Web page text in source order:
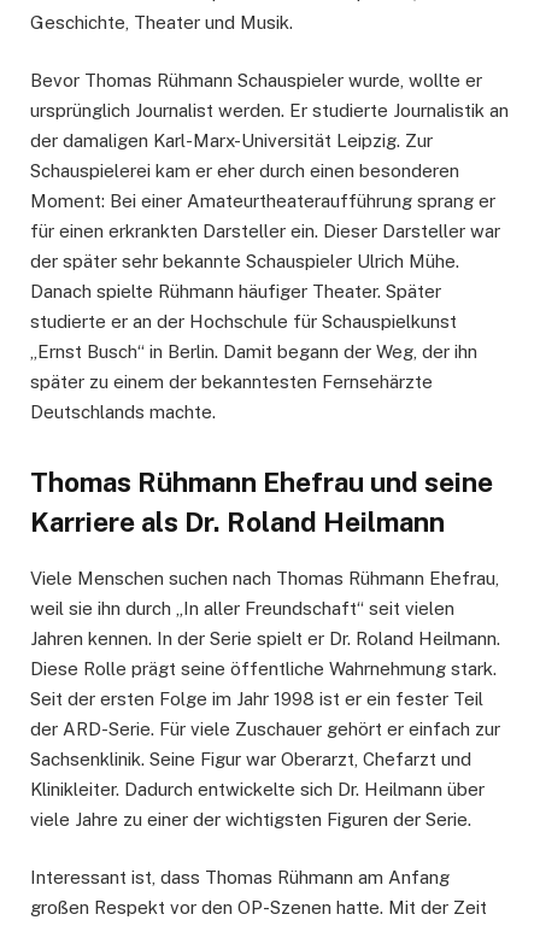
Geschichte, Theater und Musik.
Bevor Thomas Rühmann Schauspieler wurde, wollte er
ursprünglich Journalist werden. Er studierte Journalistik an
der damaligen Karl-Marx-Universität Leipzig. Zur
Schauspielerei kam er eher durch einen besonderen
Moment: Bei einer Amateurtheateraufführung sprang er
für einen erkrankten Darsteller ein. Dieser Darsteller war
der später sehr bekannte Schauspieler Ulrich Mühe.
Danach spielte Rühmann häufiger Theater. Später
studierte er an der Hochschule für Schauspielkunst
„Ernst Busch“ in Berlin. Damit begann der Weg, der ihn
später zu einem der bekanntesten Fernsehärzte
Deutschlands machte.
Thomas Rühmann Ehefrau und seine
Karriere als Dr. Roland Heilmann
Viele Menschen suchen nach Thomas Rühmann Ehefrau,
weil sie ihn durch „In aller Freundschaft“ seit vielen
Jahren kennen. In der Serie spielt er Dr. Roland Heilmann.
Diese Rolle prägt seine öffentliche Wahrnehmung stark.
Seit der ersten Folge im Jahr 1998 ist er ein fester Teil
der ARD-Serie. Für viele Zuschauer gehört er einfach zur
Sachsenklinik. Seine Figur war Oberarzt, Chefarzt und
Klinikleiter. Dadurch entwickelte sich Dr. Heilmann über
viele Jahre zu einer der wichtigsten Figuren der Serie.
Interessant ist, dass Thomas Rühmann am Anfang
großen Respekt vor den OP-Szenen hatte. Mit der Zeit